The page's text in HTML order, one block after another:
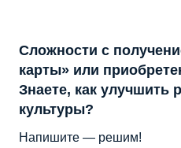
Сложности с
карты» или
Знаете, как улучшить
культуры?
Напишите — решим!